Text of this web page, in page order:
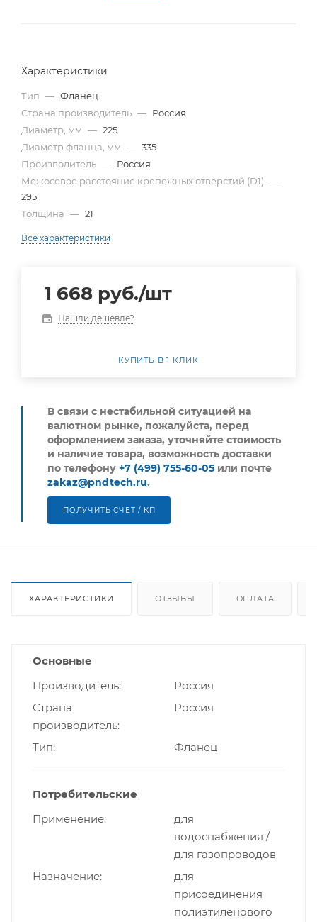
Характеристики
Тип — Фланец
Страна производитель — Россия
Диаметр, мм — 225
Диаметр фланца, мм — 335
Производитель — Россия
Межосевое расстояние крепежных отверстий (D1) —
295
Толщина — 21
Все характеристики
1 668 руб./шт
Нашли дешевле?
КУПИТЬ В 1 КЛИК
В связи с нестабильной ситуацией на
валютном рынке, пожалуйста, перед
оформлением заказа, уточняйте стоимость
и наличие товара, возможность доставки
по телефону +7 (499) 755-60-05 или почте
zakaz@pndtech.ru.
ПОЛУЧИТЬ СЧЕТ / КП
ХАРАКТЕРИСТИКИ ОТЗЫВЫ ОПЛАТА
Основные
Производитель
Россия
Страна
производитель
Россия
Тип Фланец
Потребительские
Применение
для
водоснабжения /
для газопроводов
Назначение
для
присоединения
полиэтиленового